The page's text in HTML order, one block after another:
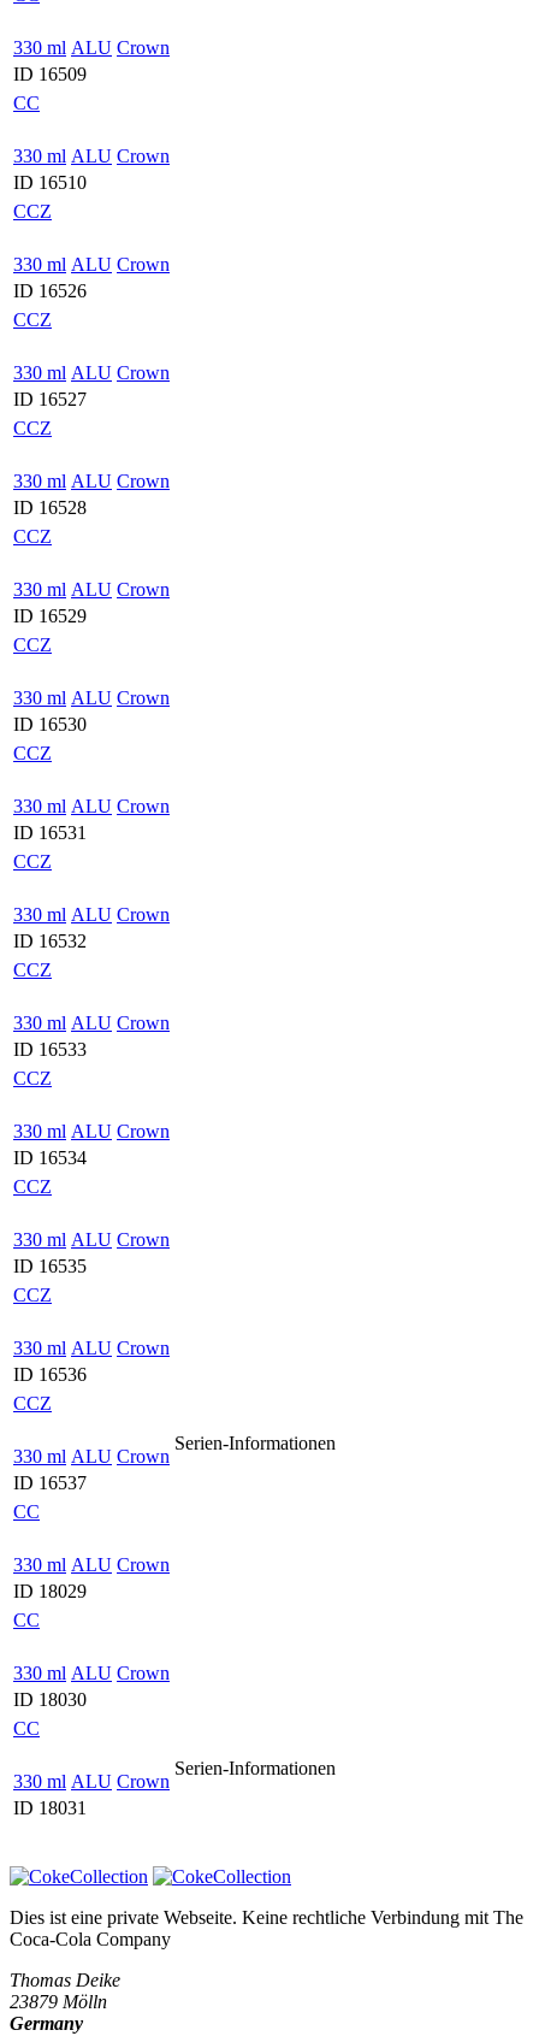
330 ml ALU Crown
ID 16509
CC
330 ml ALU Crown
ID 16510
CCZ
330 ml ALU Crown
ID 16526
CCZ
330 ml ALU Crown
ID 16527
CCZ
330 ml ALU Crown
ID 16528
CCZ
330 ml ALU Crown
ID 16529
CCZ
330 ml ALU Crown
ID 16530
CCZ
330 ml ALU Crown
ID 16531
CCZ
330 ml ALU Crown
ID 16532
CCZ
330 ml ALU Crown
ID 16533
CCZ
330 ml ALU Crown
ID 16534
CCZ
330 ml ALU Crown
ID 16535
CCZ
330 ml ALU Crown
ID 16536
CCZ
Serien-Informationen
330 ml ALU Crown
ID 16537
CC
330 ml ALU Crown
ID 18029
CC
330 ml ALU Crown
ID 18030
CC
Serien-Informationen
330 ml ALU Crown
ID 18031
Dies ist eine private Webseite. Keine rechtliche Verbindung mit The
Coca-Cola Company
Thomas Deike
23879 Mölln
Germany